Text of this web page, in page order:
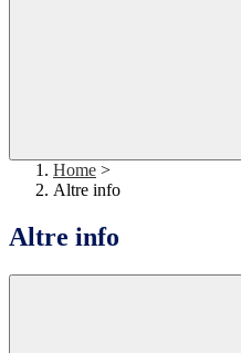
Home >
Altre info
Altre info